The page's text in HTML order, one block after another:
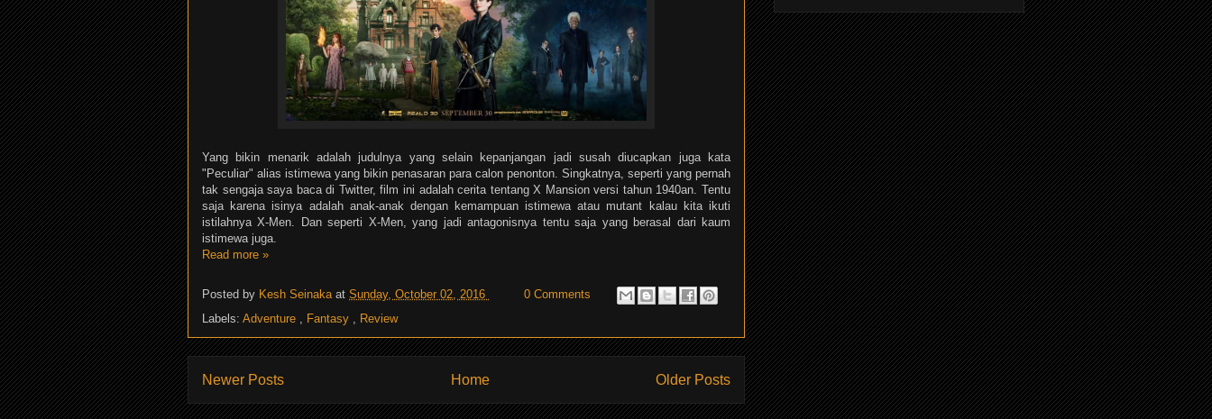
Yang bikin menarik adalah judulnya yang selain kepanjangan jadi susah diucapkan juga kata
"Peculiar" alias istimewa yang bikin penasaran para calon penonton. Singkatnya, seperti yang pernah
tak sengaja saya baca di Twitter, film ini adalah cerita tentang X Mansion versi tahun 1940an. Tentu
saja karena isinya adalah anak-anak dengan kemampuan istimewa atau mutant kalau kita ikuti
istilahnya X-Men. Dan seperti X-Men, yang jadi antagonisnya tentu saja yang berasal dari kaum
istimewa juga.
Read more »
Posted by Kesh Seinaka at Sunday, October 02, 2016
0 Comments
Labels: Adventure , Fantasy , Review
Newer Posts Older Posts
Home